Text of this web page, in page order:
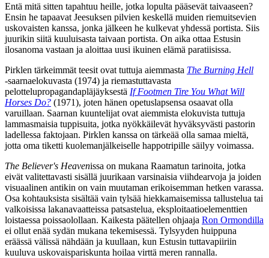
Entä mitä sitten tapahtuu heille, jotka lopulta pääsevät taivaaseen?
Ensin he tapaavat Jeesuksen pilvien keskellä muiden riemuitsevien
uskovaisten kanssa, jonka jälkeen he kulkevat yhdessä portista. Siis
juurikin siitä kuuluisasta taivaan portista. On aika ottaa Estusin
ilosanoma vastaan ja aloittaa uusi ikuinen elämä paratiisissa.
Pirklen tärkeimmät teesit ovat tuttuja aiemmasta The Burning Hell
‑saarnaelokuvasta (1974) ja riemastuttavasta
pelottelupropagandapläjäyksestä If Footmen Tire You What Will
Horses Do? (1971), joten hänen opetuslapsensa osaavat olla
varuillaan. Saarnan kuuntelijat ovat aiemmista elokuvista tuttuja
lammasmaisia tuppisuita, jotka nyökkäilevät hyväksyvästi pastorin
ladellessa faktojaan. Pirklen kanssa on tärkeää olla samaa mieltä,
jotta oma tiketti kuolemanjälkeiselle happotripille säilyy voimassa.
The Believer's Heavenissa on mukana Raamatun tarinoita, jotka
eivät valitettavasti sisällä juurikaan varsinaisia viihdearvoja ja joiden
visuaalinen antikin on vain muutaman erikoisemman hetken varassa.
Osa kohtauksista sisältää vain tylsää hiekkamaisemissa tallustelua tai
valkoisissa lakanavaatteissa patsastelua, eksploitaatioelementtien
loistaessa poissaolollaan. Kaikesta päätellen ohjaaja Ron Ormondilla
ei ollut enää sydän mukana tekemisessä. Tylsyyden huippuna
eräässä välissä nähdään ja kuullaan, kun Estusin tuttavapiiriin
kuuluva uskovaispariskunta hoilaa virttä meren rannalla.